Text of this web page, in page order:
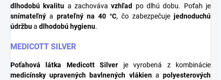
dlhodobú kvalitu a zachovávavzhľad po dlhú dobu. Poťah je
snímateľný a prateľný na 40 °C, čo zabezpečuje jednoduchú
údržbua dlhodobú hygienu.
MEDICOTT SILVER
Poťahová látka Medicott Silver je vyrobená z kombinácie
medicínsky upravených bavlnených vlákienapolyesterových